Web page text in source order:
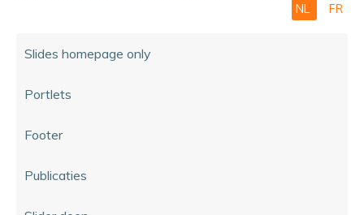
NL FR
Slides homepage only
Portlets
Footer
Publicaties